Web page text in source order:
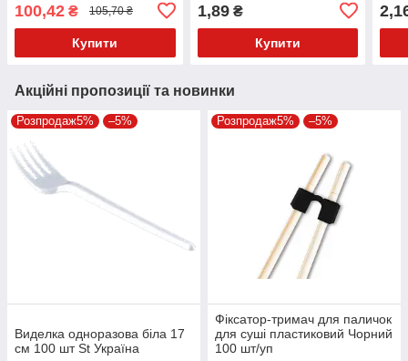
100,42 ₴ 105,70 ₴
Купити
1,89₴
Купити
100
Акційні пропозиції та новинки
Розпродаж5% –5%
Виделка одноразова біла 17
см 100 шт St Україна
Розпродаж5% –5%
Фіксатор-тримач для паличок
для суші пластиковий Чорний
100 шт/уп